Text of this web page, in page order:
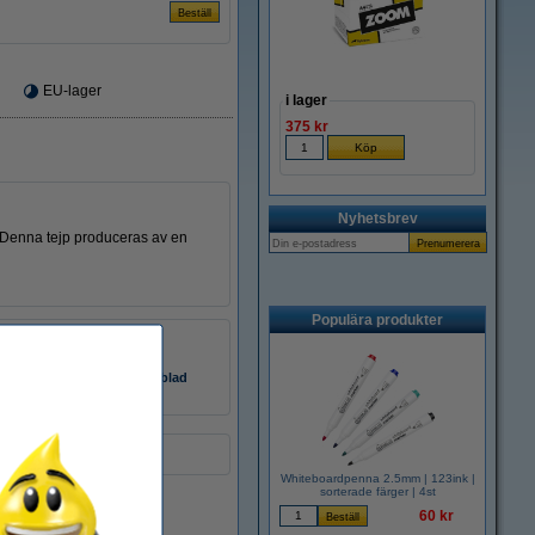
EU-lager
tejp produceras av en
säkerhetsdatablad
EU-lager
i lager
375 kr
Nyhetsbrev
Populära produkter
Whiteboardpenna 2.5mm | 123ink |
sorterade färger | 4st
60 kr